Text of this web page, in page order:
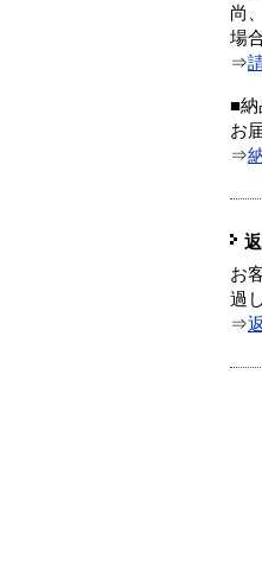
尚
場
⇒
■納
お
⇒
お
過
⇒